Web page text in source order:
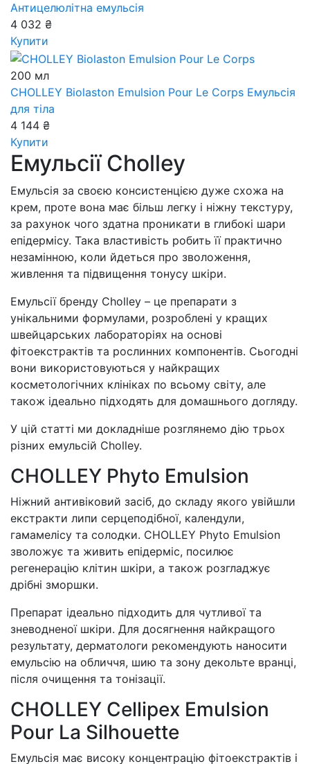
Антицелюлітна емульсія
4 032 ₴
Купити
200 мл
CHOLLEY Biolaston Emulsion Pour Le Corps Емульсія
для тіла
4 144 ₴
Купити
Емульсії Cholley
Емульсія за своєю консистенцією дуже схожа на
крем, проте вона має більш легку і ніжну текстуру,
за рахунок чого здатна проникати в глибокі шари
епідермісу. Така властивість робить її практично
незамінною, коли йдеться про зволоження,
живлення та підвищення тонусу шкіри.
Емульсії бренду Cholley – це препарати з
унікальними формулами, розроблені у кращих
швейцарських лабораторіях на основі
фітоекстрактів та рослинних компонентів. Сьогодні
вони використовуються у найкращих
косметологічних клініках по всьому світу, але
також ідеально підходять для домашнього догляду.
У цій статті ми докладніше розглянемо дію трьох
різних емульсій Cholley.
CHOLLEY Phyto Emulsion
Ніжний антивіковий засіб, до складу якого увійшли
екстракти липи серцеподібної, календули,
гамамелісу та солодки. CHOLLEY Phyto Emulsion
зволожує та живить епідерміс, посилює
регенерацію клітин шкіри, а також розгладжує
дрібні зморшки.
Препарат ідеально підходить для чутливої та
зневодненої шкіри. Для досягнення найкращого
результату, дерматологи рекомендують наносити
емульсію на обличчя, шию та зону декольте вранці,
після очищення та тонізації.
CHOLLEY Cellipex Emulsion
Pour La Silhouette
Емульсія має високу концентрацію фітоекстрактів і